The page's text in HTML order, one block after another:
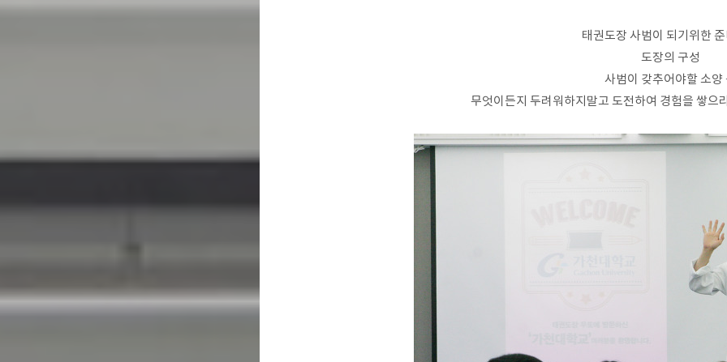
태권도장 사범이 되기위한
도장의 구성
사범이 갖추어야할 소양
무엇이든지 두려워하지말고 도전하여 경험을 쌓으